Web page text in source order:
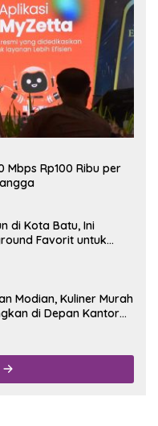
Mbps Rp100 Ribu per
di Kota Batu, Ini
Favorit untuk
Modian, Kuliner Murah
di Depan Kantor